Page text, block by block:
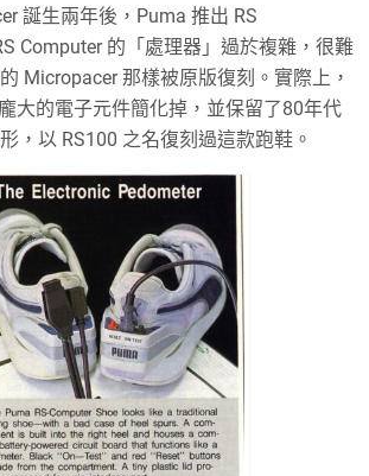
誕生兩年後，Puma 推出 RS
Computer 的「處理器」過於複雜，很難
Micropacer 那樣被原版復刻。實際上，
大的電子元件簡化掉，並保留了80年代
，以 RS100 之名復刻過這款跑鞋。